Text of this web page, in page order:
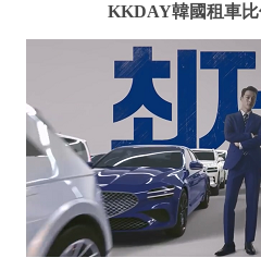
KKDAY韓國租車